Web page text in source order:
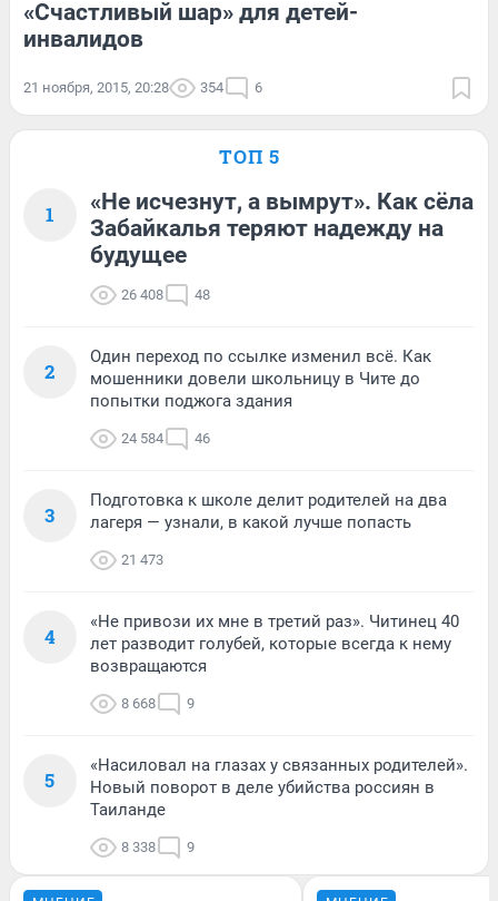
«Счастливый шар» для детей-
инвалидов
21 ноября, 2015, 20:28 354 6
ТОП 5
1
«Не исчезнут, а вымрут». Как сёла
Забайкалья теряют надежду на
будущее
26 408 48
2
Один переход по ссылке изменил всё. Как
мошенники довели школьницу в Чите до
попытки поджога здания
24 584 46
3
Подготовка к школе делит родителей на два
лагеря — узнали, в какой лучше попасть
21 473
4
«Не привози их мне в третий раз». Читинец 40
лет разводит голубей, которые всегда к нему
возвращаются
8 668 9
5
«Насиловал на глазах у связанных родителей».
Новый поворот в деле убийства россиян в
Таиланде
8 338 9